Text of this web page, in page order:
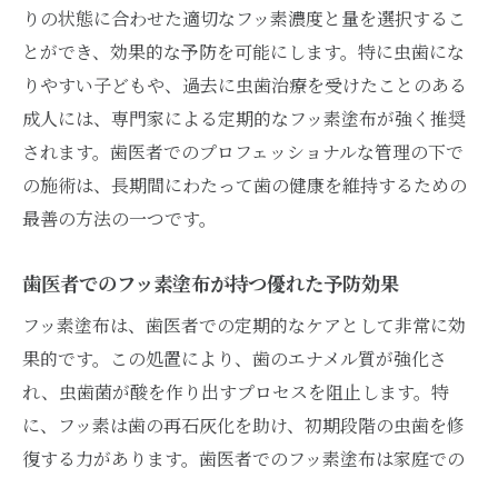
フッ素塗布と子供の歯の健康の長期的な関
係
子どもが歯医者で安心して受けられるフッ
素塗布の流れ
大人も子どもも安心して通える歯医者でのフッ
素塗布の流れ
歯医者でのフッ素塗布の具体的な手順とは
大人と子どものフッ素塗布の違い
歯医者でのフッ素塗布の流れを知る
安心して通える歯医者でのフッ素施術
フッ素塗布時の歯医者のプロフェッショナ
ルな対応
歯医者でのフッ素塗布と患者の安全への配
りの状態に合わせた適切なフッ素濃度と量を選択するこ
とができ、効果的な予防を可能にします。特に虫歯にな
りやすい子どもや、過去に虫歯治療を受けたことのある
成人には、専門家による定期的なフッ素塗布が強く推奨
されます。歯医者でのプロフェッショナルな管理の下で
の施術は、長期間にわたって歯の健康を維持するための
最善の方法の一つです。
歯医者でのフッ素塗布が持つ優れた予防効果
フッ素塗布は、歯医者での定期的なケアとして非常に効
果的です。この処置により、歯のエナメル質が強化さ
れ、虫歯菌が酸を作り出すプロセスを阻止します。特
に、フッ素は歯の再石灰化を助け、初期段階の虫歯を修
復する力があります。歯医者でのフッ素塗布は家庭での